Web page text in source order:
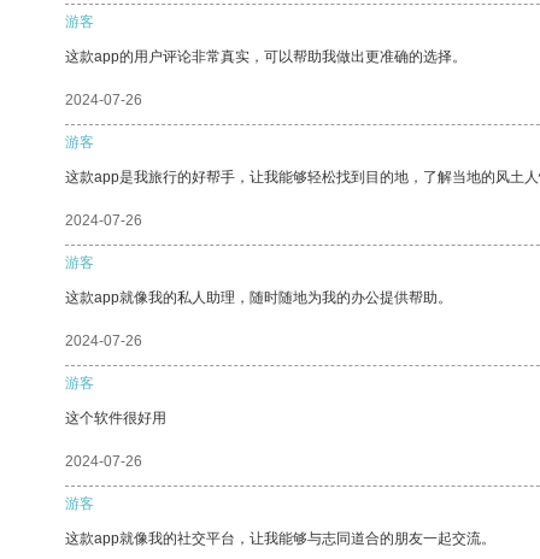
游客
这款app的用户评论非常真实，可以帮助我做出更准确的选择。
2024-07-26
游客
这款app是我旅行的好帮手，让我能够轻松找到目的地，了解当地的风土
2024-07-26
游客
这款app就像我的私人助理，随时随地为我的办公提供帮助。
2024-07-26
游客
这个软件很好用
2024-07-26
游客
这款app就像我的社交平台，让我能够与志同道合的朋友一起交流。